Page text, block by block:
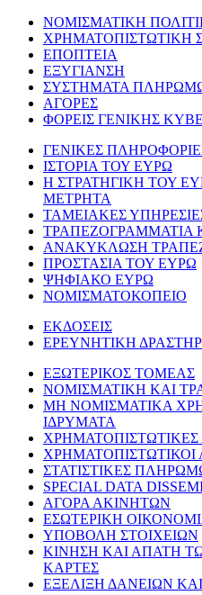
ΝΟΜΙΣΜΑΤΙΚΗ
ΧΡΗΜΑΤΟΠΙΣΤΩΤΙΚΗ
ΕΠΟΠΤΕΙΑ
ΕΞΥΓΙΑΝΣΗ
ΣΥΣΤΗΜΑΤΑ
ΑΓΟΡΕΣ
ΦΟΡΕΙΣ ΓΕΝΙΚΗΣ
ΓΕΝΙΚΕΣ
ΙΣΤΟΡΙΑ ΤΟΥ ΕΥΡΩ
Η ΣΤΡΑΤΗΓΙΚΗ ΤΟΥ
ΜΕΤΡΗΤΑ
ΤΑΜΕΙΑΚΕΣ
ΤΡΑΠΕΖΟΓΡΑΜΜΑΤΙΑ
ΑΝΑΚΥΚΛΩΣΗ
ΠΡΟΣΤΑΣΙΑ ΤΟΥ ΕΥΡΩ
ΨΗΦΙΑΚΟ ΕΥΡΩ
ΝΟΜΙΣΜΑΤΟΚΟΠΕΙΟ
ΕΚΔΟΣΕΙΣ
ΕΡΕΥΝΗΤΙΚΗ
ΕΞΩΤΕΡΙΚΟΣ ΤΟΜΕΑΣ
ΝΟΜΙΣΜΑΤΙΚΗ ΚΑΙ
ΜΗ ΝΟΜΙΣΜΑΤΙΚΑ
ΙΔΡΥΜΑΤΑ
ΧΡΗΜΑΤΟΠΙΣΤΩΤΙΚΕΣ
ΧΡΗΜΑΤΟΠΙΣΤΩΤΙΚΟΙ
ΣΤΑΤΙΣΤΙΚΕΣ
SPECIAL DATA
ΑΓΟΡΑ ΑΚΙΝΗΤΩΝ
ΕΣΩΤΕΡΙΚΗ
ΥΠΟΒΟΛΗ ΣΤΟΙΧΕΙΩΝ
ΚΙΝΗΣΗ ΚΑΙ ΑΠΑΤΗ
ΚΑΡΤΕΣ
ΕΞΕΛΙΞΗ ΔΑΝΕΙΩΝ